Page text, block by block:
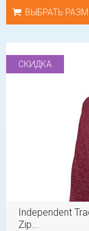
ВЫБРАТЬ
СКИДКА
Independent
Zip...